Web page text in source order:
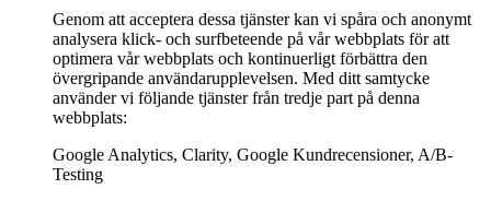
Genom att acceptera dessa tjänster kan vi spåra och anonymt
analysera klick- och surfbeteende på vår webbplats för att
optimera vår webbplats och kontinuerligt förbättra den
övergripande användarupplevelsen. Med ditt samtycke
använder vi följande tjänster från tredje part på denna
webbplats:
Google Analytics, Clarity, Google Kundrecensioner, A/B-
Testing